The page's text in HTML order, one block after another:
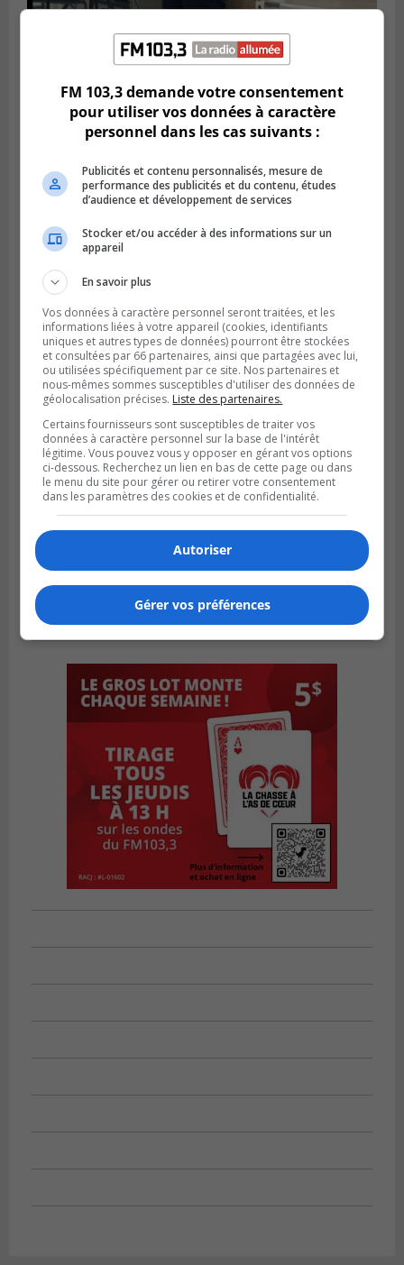
Publié le 6 juillet 2026 à 11h18
Climat Québec dévoile deux candidats
pour l’Agglomération
Publié le 6 juillet 2026 à 09h33
Longueuil conclue un contrat pour
valoriser des cendres d’incinération
FM 103,3 demande votre consentement
pour utiliser vos données à caractère
personnel dans les cas suivants :
Publicités et contenu personnalisés, mesure de
performance des publicités et du contenu, études
d’audience et développement de services
Stocker et/ou accéder à des informations sur un
appareil
En savoir plus
Vos données à caractère personnel seront traitées, et les
informations liées à votre appareil (cookies, identifiants
uniques et autres types de données) pourront être stockées
et consultées par 66 partenaires, ainsi que partagées avec lui,
ou utilisées spécifiquement par ce site. Nos partenaires et
nous-mêmes sommes susceptibles d'utiliser des données de
géolocalisation précises. Liste des partenaires.
Certains fournisseurs sont susceptibles de traiter vos
données à caractère personnel sur la base de l'intérêt
légitime. Vous pouvez vous y opposer en gérant vos options
ci-dessous. Recherchez un lien en bas de cette page ou dans
le menu du site pour gérer ou retirer votre consentement
dans les paramètres des cookies et de confidentialité.
Autoriser
Gérer vos préférences